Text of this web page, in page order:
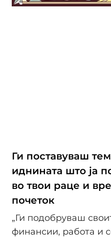
Ги поставуваш
иднината што ја
во твои раце и
почеток
„Ги подобруваш
финансии, работа и